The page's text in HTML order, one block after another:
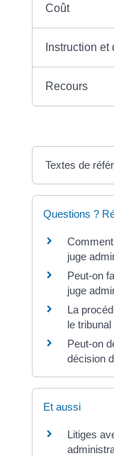
Coût
Instruction et
Recours
Textes de
Questions ?
juge
Peut-on
juge
La
le
Peut-on
décision
Et aussi
Litiges